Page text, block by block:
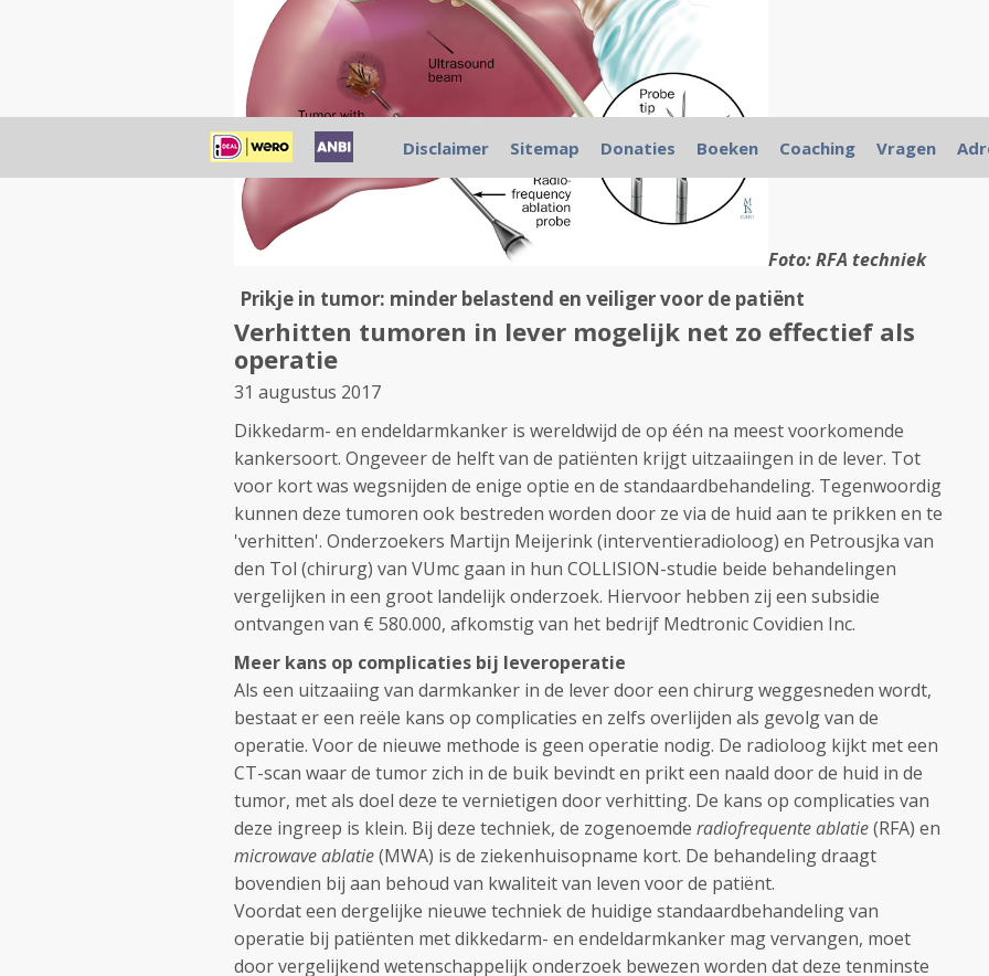
Foto: RFA techniek
Prikje in tumor: minder belastend en veiliger voor de patiënt
Verhitten tumoren in lever mogelijk net zo effectief als
operatie
31 augustus 2017
Dikkedarm- en endeldarmkanker is wereldwijd de op één na meest voorkomende
kankersoort. Ongeveer de helft van de patiënten krijgt uitzaaiingen in de lever. Tot
voor kort was wegsnijden de enige optie en de standaardbehandeling. Tegenwoordig
kunnen deze tumoren ook bestreden worden door ze via de huid aan te prikken en te
'verhitten'. Onderzoekers Martijn Meijerink (interventieradioloog) en Petrousjka van
den Tol (chirurg) van VUmc gaan in hun COLLISION-studie beide behandelingen
vergelijken in een groot landelijk onderzoek. Hiervoor hebben zij een subsidie
ontvangen van € 580.000, afkomstig van het bedrijf Medtronic Covidien Inc.
Meer kans op complicaties bij leveroperatie
Als een uitzaaiing van darmkanker in de lever door een chirurg weggesneden wordt,
bestaat er een reële kans op complicaties en zelfs overlijden als gevolg van de
operatie. Voor de nieuwe methode is geen operatie nodig. De radioloog kijkt met een
CT-scan waar de tumor zich in de buik bevindt en prikt een naald door de huid in de
tumor, met als doel deze te vernietigen door verhitting. De kans op complicaties van
deze ingreep is klein. Bij deze techniek, de zogenoemde radiofrequente ablatie(RFA) en
microwave ablatie(MWA) is de ziekenhuisopname kort. De behandeling draagt
bovendien bij aan behoud van kwaliteit van leven voor de patiënt.
Voordat een dergelijke nieuwe techniek de huidige standaardbehandeling van
operatie bij patiënten met dikkedarm- en endeldarmkanker mag vervangen, moet
door vergelijkend wetenschappelijk onderzoek bewezen worden dat deze tenminste
Disclaimer Sitemap Donaties Boeken Coaching Vragen